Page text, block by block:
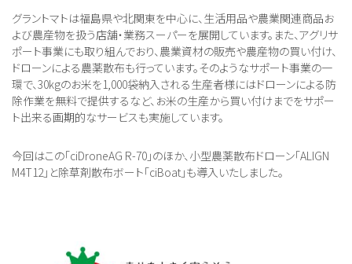
グラントマトは福島県や北関東を中心に、生活用品や農業関連商品お
よび農産物を扱う店舗・業務スーパーを展開しています。また、アグリサ
ポート事業にも取り組んでおり、農業資材の販売や農産物の買い付け、
ドローンによる農薬散布も行っています。そのようなサポート事業の一
環で、30kgのお米を1,000袋納入される生産者様にはドローンによる防
除作業を無料で提供するなど、お米の生産から買い付けまでをサポー
ト出来る画期的なサービスも実施しています。
今回はこの「ciDroneAG R-70」のほか、小型農薬散布ドローン「ALIGN
M4T12」と除草剤散布ボート「ciBoat」も導入いたしました。